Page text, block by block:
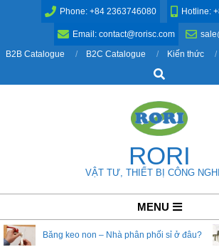
Phone: +84 2363746080 Hotline:
Email: contact@rorisc.com
B2B Catalogue
B2C Catalogue Kiến thức
Search
RORI
VẬT TƯ, THIẾT BỊ CÔNG
Navigation
Menu
MENU
Băng keo non – Nhà phân phối sỉ ở đâu?